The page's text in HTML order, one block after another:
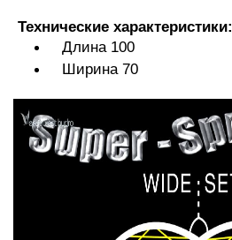
Технические характеристики:
Длина 100
Ширина 70